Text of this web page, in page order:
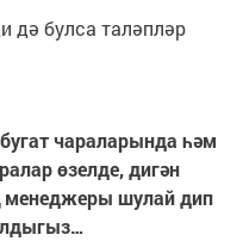
дә булса таләпләр
чараларында һәм
өзелде, дигән
менеджеры шулай дип